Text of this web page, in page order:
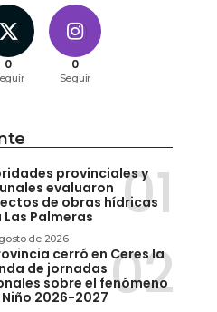
0 0
Seguir
provinciales y
evaluaron
de obras hídricas
Palmeras
de 2026
cerró en Ceres la
de jornadas
sobre el fenómeno
Niño 2026-2027